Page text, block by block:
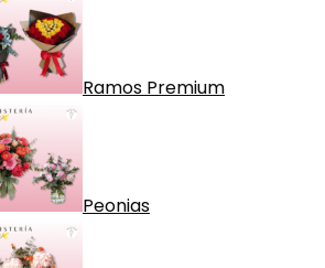
Ramos Premium
Peonias